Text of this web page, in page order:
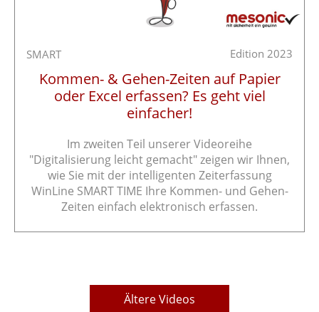
SMART Edition 2023
Kommen- & Gehen-Zeiten auf Papier
oder Excel erfassen? Es geht viel
einfacher!
Im zweiten Teil unserer Videoreihe
"Digitalisierung leicht gemacht" zeigen wir Ihnen,
wie Sie mit der intelligenten Zeiterfassung
WinLine SMART TIME Ihre Kommen- und Gehen-
Zeiten einfach elektronisch erfassen.
Ältere Videos